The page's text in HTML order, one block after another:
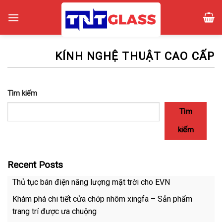
KÍNH NGHỆ THUẬT CAO CẤP
Tìm kiếm
Tìm
kiếm
Recent Posts
Thủ tục bán điện năng lượng mặt trời cho EVN
Khám phá chi tiết cửa chớp nhôm xingfa – Sản phẩm
trang trí được ưa chuộng